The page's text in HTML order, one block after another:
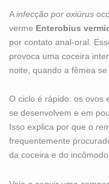
Ainfecção por oxiúrus
verme Enterobius
por contato anal-oral.
provoca uma coceira
noite, quando a fêmea
O ciclo é rápido: os ovos
se desenvolvem e em
Isso explica por que o
frequentemente
da coceira e do